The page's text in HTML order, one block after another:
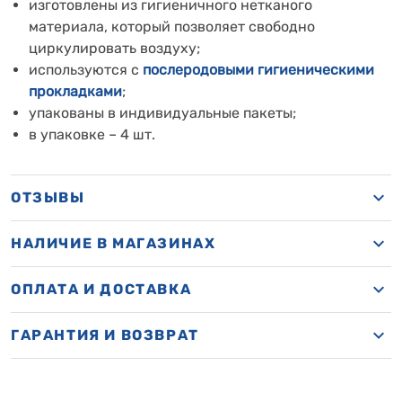
изготовлены из гигиеничного нетканого
материала, который позволяет свободно
циркулировать воздуху;
используются с послеродовыми гигиеническими
прокладками;
упакованы в индивидуальные пакеты;
в упаковке – 4 шт.
ОТЗЫВЫ
НАЛИЧИЕ В МАГАЗИНАХ
ОПЛАТА И ДОСТАВКА
ГАРАНТИЯ И ВОЗВРАТ